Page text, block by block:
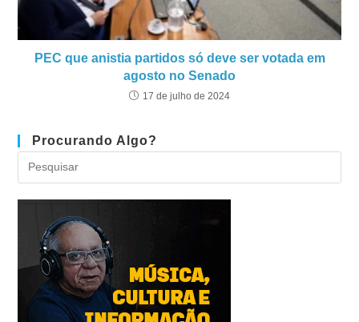
PEC que anistia partidos só deve ser votada em
agosto no Senado
17 de julho de 2024
Procurando Algo?